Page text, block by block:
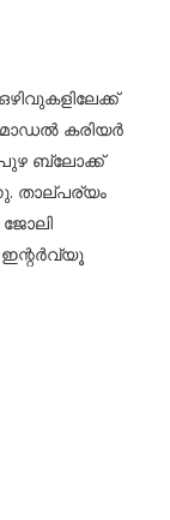
കരിയര്‍
ബ്ലോക്ക്
താല്പര്യം
ഇന്റർവ്യൂ